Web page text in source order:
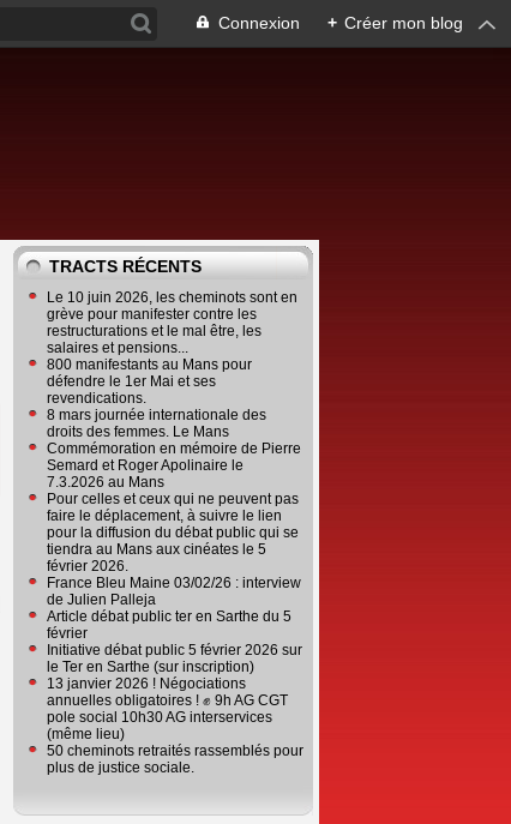
Connexion + Créer mon blog
TRACTS RÉCENTS
Le 10 juin 2026, les cheminots sont en
grève pour manifester contre les
restructurations et le mal être, les
salaires et pensions...
800 manifestants au Mans pour
défendre le 1er Mai et ses
revendications.
8 mars journée internationale des
droits des femmes. Le Mans
Commémoration en mémoire de Pierre
Semard et Roger Apolinaire le
7.3.2026 au Mans
Pour celles et ceux qui ne peuvent pas
faire le déplacement, à suivre le lien
pour la diffusion du débat public qui se
tiendra au Mans aux cinéates le 5
février 2026.
France Bleu Maine 03/02/26 : interview
de Julien Palleja
Article débat public ter en Sarthe du 5
février
Initiative débat public 5 février 2026 sur
le Ter en Sarthe (sur inscription)
13 janvier 2026 ! Négociations
annuelles obligatoires ! ✊ 9h AG CGT
pole social 10h30 AG interservices
(même lieu)
50 cheminots retraités rassemblés pour
plus de justice sociale.